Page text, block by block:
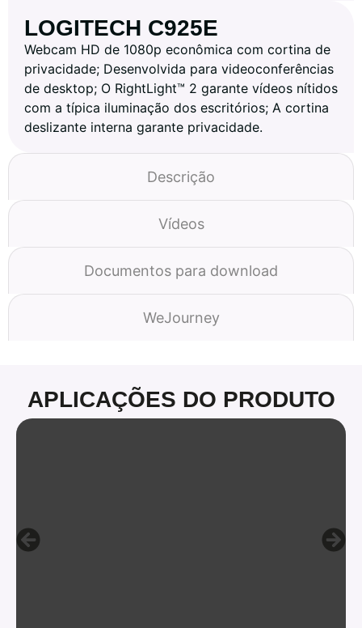
Descrição
Vídeos
Documentos para download
WeJourney
LOGITECH C925E
Webcam HD de 1080p econômica com cortina de
privacidade; Desenvolvida para videoconferências
de desktop; O RightLight™ 2 garante vídeos nítidos
com a típica iluminação dos escritórios; A cortina
deslizante interna garante privacidade.
APLICAÇÕES DO PRODUTO